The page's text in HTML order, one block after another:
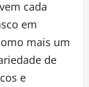
cada
em
mais um
de
e